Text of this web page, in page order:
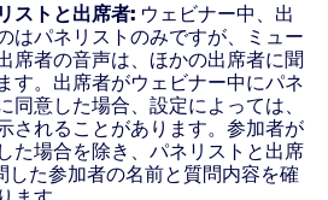
ストと出席者: ウェビナー中、出
はパネリストのみですが、ミュー
席者の音声は、ほかの出席者に聞
す。出席者がウェビナー中にパネ
同意した場合、設定によっては、
されることがあります。参加者が
た場合を除き、パネリストと出席
した参加者の名前と質問内容を確